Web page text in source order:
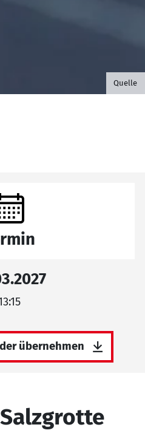
©B.G.
Quelle
übernehmen